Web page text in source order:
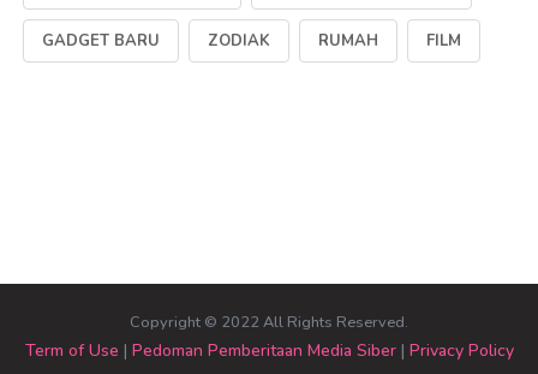
GADGET BARU ZODIAK RUMAH FILM
Copyright © 2022 All Rights Reserved.
Term of Use | Pedoman Pemberitaan Media Siber| Privacy Policy